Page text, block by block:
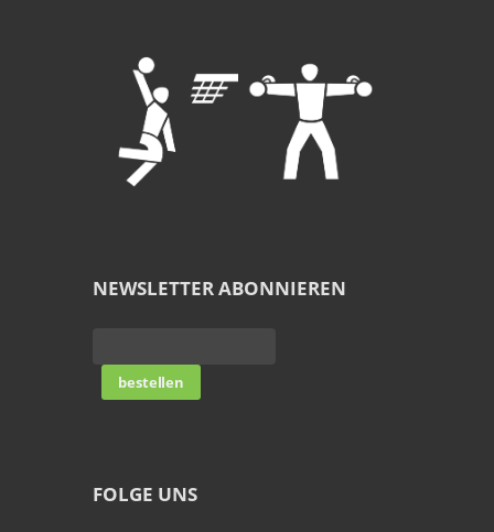
NEWSLETTER ABONNIEREN
FOLGE UNS